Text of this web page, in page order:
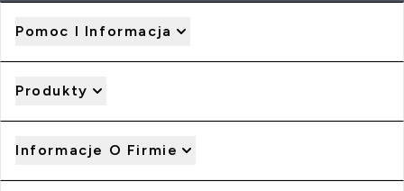
Pomoc I Informacja
Produkty
Informacje O Firmie